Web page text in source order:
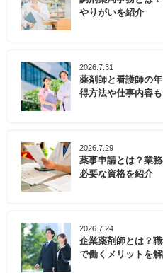
やりがいを紹介
2026.7.31
薬剤師と看護師の
得方法や仕事内容
2026.7.29
薬事申請とは？業
必要な資格を紹介
2026.7.24
企業薬剤師とは？
で働くメリットを